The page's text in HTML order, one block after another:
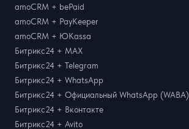
amoCRM + bePaid
amoCRM + PayKeeper
amoCRM + ЮKassa
Битрикс24 + MAX
Битрикс24 + Telegram
Битрикс24 + WhatsApp
Битрикс24 + Официальный WhatsApp (WABA)
Битрикс24 + Вконтакте
Битрикс24 + Avito